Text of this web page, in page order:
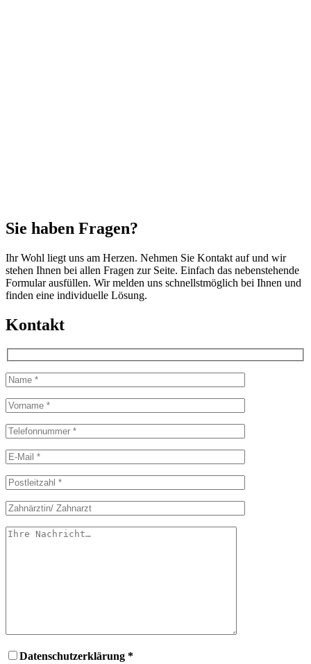
Sie haben Fragen?
Ihr Wohl liegt uns am Herzen. Nehmen Sie Kontakt auf und wir
stehen Ihnen bei allen Fragen zur Seite. Einfach das nebenstehende
Formular ausfüllen. Wir melden uns schnellstmöglich bei Ihnen und
finden eine individuelle Lösung.
Kontakt
Datenschutzerklärung *